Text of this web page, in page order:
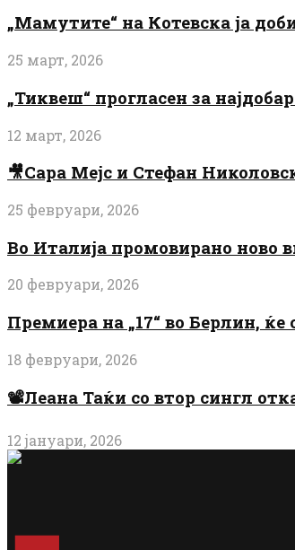
„Мамутите“ на Котевска ја
25 март, 2026
„Тиквеш“ прогласен за
12 март, 2026
🎥Сара Мејс и Стефан
25 февруари, 2026
Во Италија промовирано ново
20 февруари, 2026
Премиера на „17“ во Берлин,
18 февруари, 2026
📽️Леана Таќи со втор сингл
12 јануари, 2026